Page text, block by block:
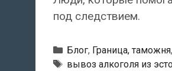
под следствием.
Рубрики
Блог, Граница, таможня,
Метки
вывоз алкоголя из